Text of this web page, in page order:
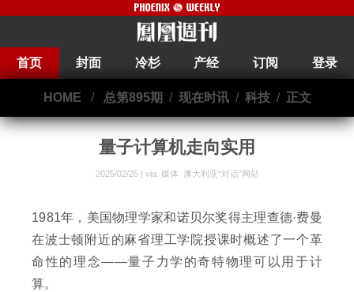
首页 封面 冷杉 产经 订阅 登录
HOME / 总第895期 / 现在时讯/ 科技/ 正文
量子计算机走向实用
2025/02/25 | via. 媒体 澳大利亚“对话”网站
1981年，美国物理学家和诺贝尔奖得主理查德·费曼
在波士顿附近的麻省理工学院授课时概述了一个革
命性的理念——量子力学的奇特物理可以用于计
算。